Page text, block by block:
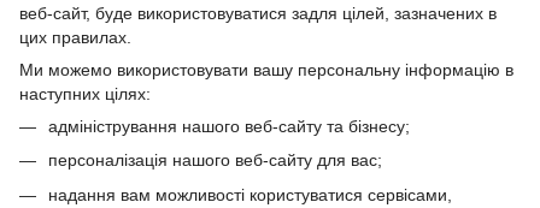
веб-сайт, буде використовуватися задля цілей, зазначених в
цих правилах.
Ми можемо використовувати вашу персональну інформацію в
наступних цілях:
адміністрування нашого веб-сайту та бізнесу;
персоналізація нашого веб-сайту для вас;
надання вам можливості користуватися сервісами,